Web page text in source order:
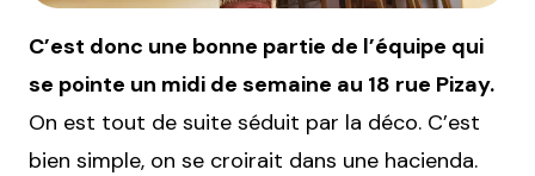
C’est donc une bonne partie de l’équipe qui
se pointe un midi de semaine au 18 rue Pizay.
On est tout de suite séduit par la déco. C’est
bien simple, on se croirait dans une hacienda.